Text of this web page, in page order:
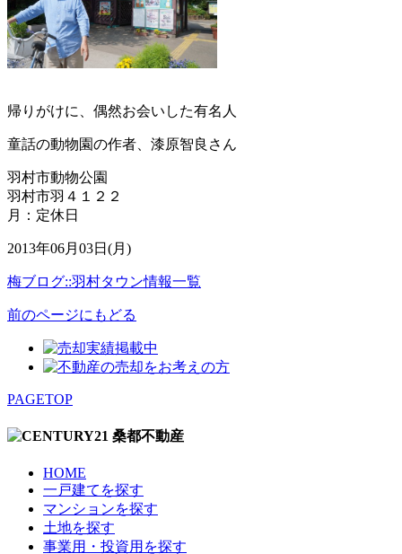
帰りがけに、偶然お会いした有名人
童話の動物園の作者、漆原智良さん
羽村市動物公園
羽村市羽４１２２
月：定休日
2013年06月03日(月)
梅ブログ::羽村タウン情報一覧
前のページにもどる
PAGETOP
HOME
一戸建てを探す
マンションを探す
土地を探す
事業用・投資用を探す